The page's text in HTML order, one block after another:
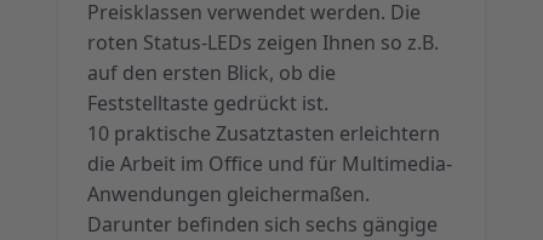
Preisklassen verwendet werden. Die
roten Status-LEDs zeigen Ihnen so z.B.
auf den ersten Blick, ob die
Feststelltaste gedrückt ist.
10 praktische Zusatztasten erleichtern
die Arbeit im Office und für Multimedia-
Anwendungen gleichermaßen.
Darunter befinden sich sechs gängige